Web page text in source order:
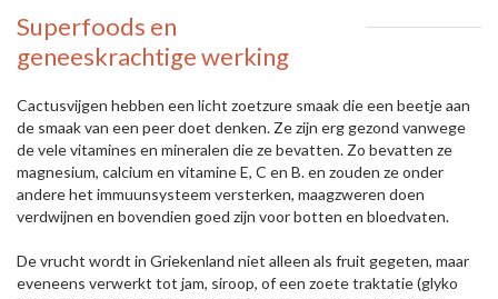
Superfoods en
geneeskrachtige werking
Cactusvijgen hebben een licht zoetzure smaak die een beetje aan
de smaak van een peer doet denken. Ze zijn erg gezond vanwege
de vele vitamines en mineralen die ze bevatten. Zo bevatten ze
magnesium, calcium en vitamine E, C en B. en zouden ze onder
andere het immuunsysteem versterken, maagzweren doen
verdwijnen en bovendien goed zijn voor botten en bloedvaten.
De vrucht wordt in Griekenland niet alleen als fruit gegeten, maar
eveneens verwerkt tot jam, siroop, of een zoete traktatie (glyko